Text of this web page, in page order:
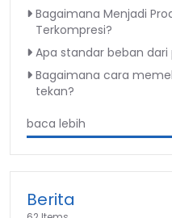
Bagaimana Menjadi
Terkompresi?
Apa standar beban
Bagaimana cara
tekan?
baca lebih
Berita